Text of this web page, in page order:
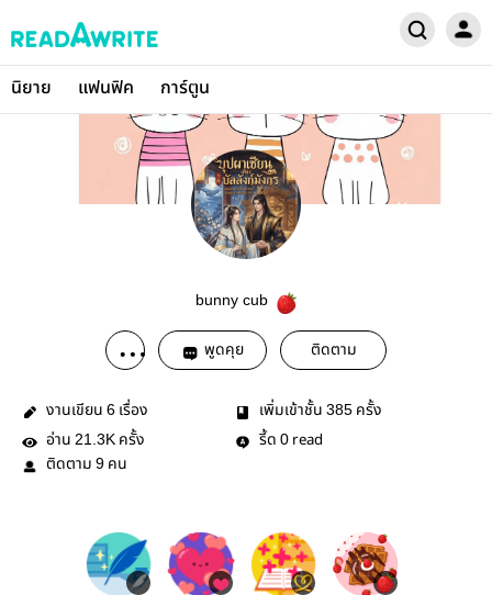
นิยาย แฟนฟิค การ์ตูน
bunny cub
พูดคุย ติดตาม
งานเขียน 6 เรื่อง เพิ่มเข้าชั้น 385 ครั้ง
อ่าน 21.3K ครั้ง รี้ด 0 read
ติดตาม 9 คน